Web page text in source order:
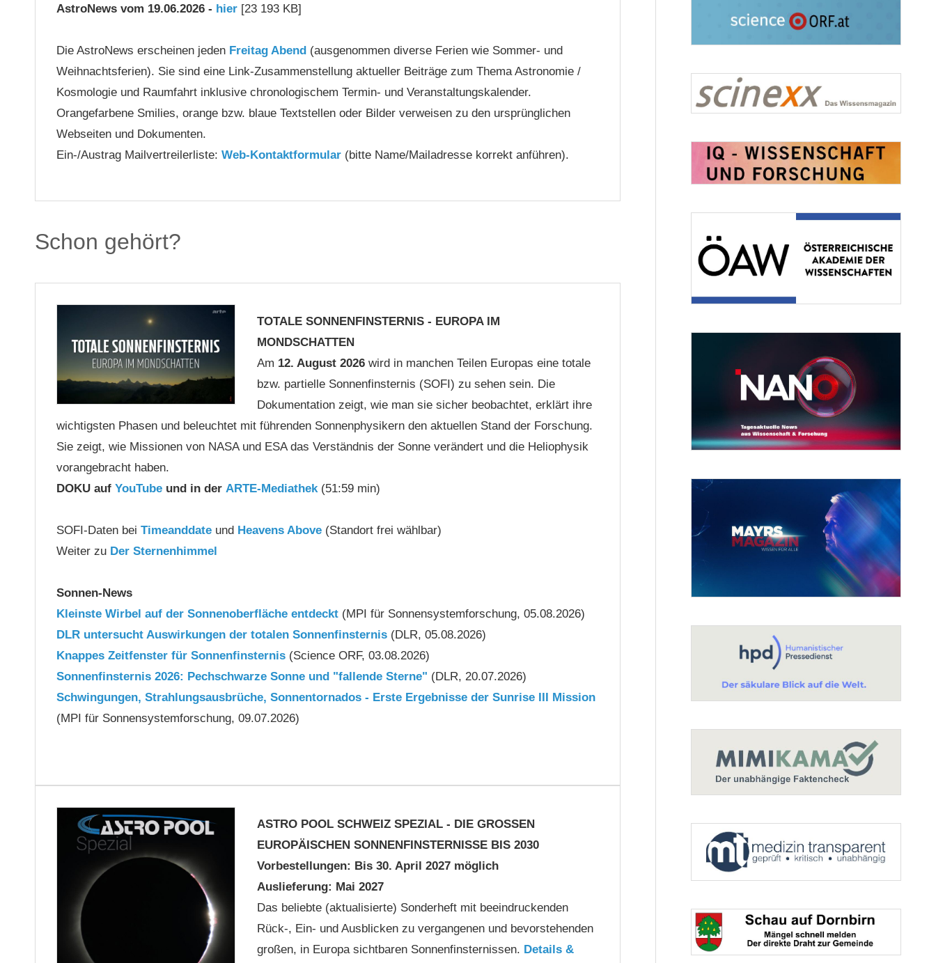
AstroNews vom 19.06.2026 - hier [23 193 KB]
Die AstroNews erscheinen jeden Freitag Abend (ausgenommen diverse Ferien wie Sommer- und
Weihnachtsferien). Sie sind eine Link-Zusammenstellung aktueller Beiträge zum Thema Astronomie /
Kosmologie und Raumfahrt inklusive chronologischem Termin- und Veranstaltungskalender.
Orangefarbene Smilies, orange bzw. blaue Textstellen oder Bilder verweisen zu den ursprünglichen
Webseiten und Dokumenten.
Ein-/Austrag Mailvertreilerliste: Web-Kontaktformular (bitte Name/Mailadresse korrekt anführen).
Schon gehört?
TOTALE SONNENFINSTERNIS - EUROPA IM
MONDSCHATTEN
Am 12. August 2026wird in manchen Teilen Europas eine totale
bzw. partielle Sonnenfinsternis (SOFI) zu sehen sein. Die
Dokumentation zeigt, wie man sie sicher beobachtet, erklärt ihre
wichtigsten Phasen und beleuchtet mit führenden Sonnenphysikern den aktuellen Stand der Forschung.
Sie zeigt, wie Missionen von NASA und ESA das Verständnis der Sonne verändert und die Heliophysik
vorangebracht haben.
DOKU auf YouTube und in der ARTE-Mediathek(51:59 min)
SOFI-Daten bei Timeanddate und Heavens Above (Standort frei wählbar)
Weiter zu Der Sternenhimmel
Sonnen-News
Kleinste Wirbel auf der Sonnenoberfläche entdeckt (MPI für Sonnensystemforschung, 05.08.2026)
DLR untersucht Auswirkungen der totalen Sonnenfinsternis (DLR, 05.08.2026)
Knappes Zeitfenster für Sonnenfinsternis (Science ORF, 03.08.2026)
Sonnenfinsternis 2026: Pechschwarze Sonne und "fallende Sterne" (DLR, 20.07.2026)
Schwingungen, Strahlungsausbrüche, Sonnentornados - Erste Ergebnisse der Sunrise III Mission
(MPI für Sonnensystemforschung, 09.07.2026)
ASTRO POOL SCHWEIZ SPEZIAL - DIE GROSSEN
EUROPÄISCHEN SONNENFINSTERNISSE BIS 2030
Vorbestellungen: Bis 30. April 2027 möglich
Auslieferung: Mai 2027
Das beliebte (aktualisierte) Sonderheft mit beeindruckenden
Rück-, Ein- und Ausblicken zu vergangenen und bevorstehenden
großen, in Europa sichtbaren Sonnenfinsternissen. Details &